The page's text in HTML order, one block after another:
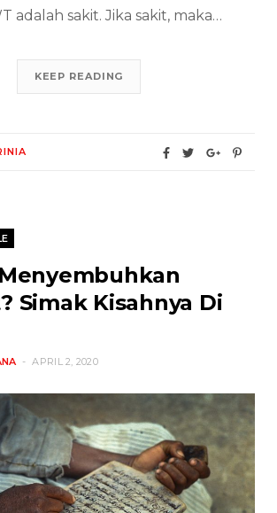
adalah sakit. Jika sakit, maka…
KEEP READING
Simak Kisahnya Di
APRIL 2, 2020